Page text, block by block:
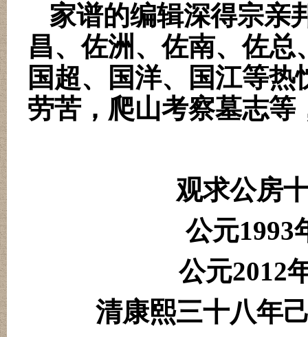
家谱的编辑深得宗亲
昌、佐洲、佐南、佐
国超、国洋、国江等
劳苦，爬山考察墓志等
观求公房
公元1993
公元2012
清康熙三十八年